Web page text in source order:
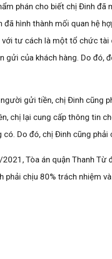
phán cho biết chị Đinh
đã hình thành mối quan hệ
với tư cách là một tổ chức
gửi của khách hàng. Do đó,
gửi tiền, chị Đinh cũng
chị lại cung cấp thông tin
Do đó, chị Đinh cũng
Tòa án quận Thanh Từ
phải chịu 80% trách nhiệm